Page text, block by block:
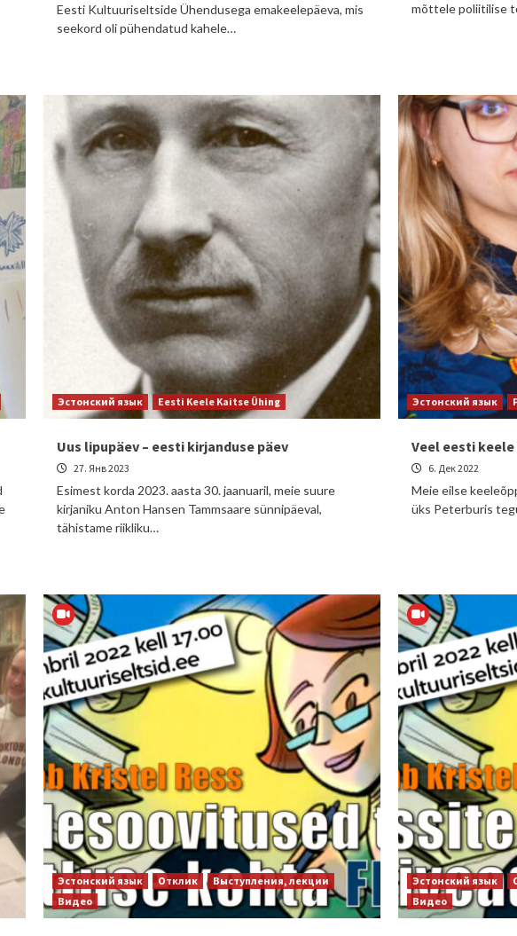
Eesti Kultuuriseltside Ühendusega emakeelepäeva, mis
seekord oli pühendatud kahele…
mõttele poliitilise
Эстонский язык Eesti Keele Kaitse Ühing
Uus lipupäev – eesti kirjanduse päev
27. Янв 2023
Esimest korda 2023. aasta 30. jaanuaril, meie suure
kirjaniku Anton Hansen Tammsaare sünnipäeval,
tähistame riikliku…
Эстонский язык
Veel eesti
6. Дек 2022
Meie eilse
üks Peterburis
Эстонский язык Отклик
Выступления, лекции
Видео
Эстонский язык
Видео